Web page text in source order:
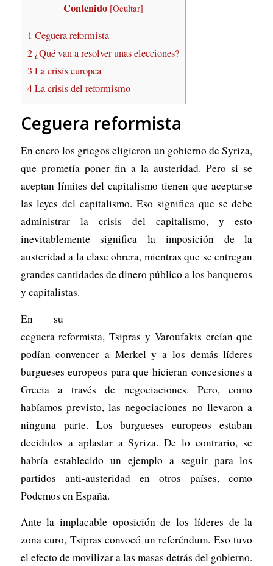
Contenido [Ocultar]
1 Ceguera reformista
2¿Qué van a resolver unas elecciones?
3 La crisis europea
4La crisis del reformismo
Ceguera reformista
En enero los griegos eligieron un gobierno de Syriza,
que prometía poner fin a la austeridad. Pero si se
aceptan límites del capitalismo tienen que aceptarse
las leyes del capitalismo. Eso significa que se debe
administrar la crisis del capitalismo, y esto
inevitablemente significa la imposición de la
austeridad a la clase obrera, mientras que se entregan
grandes cantidades de dinero público a los banqueros
y capitalistas.
En su
ceguera reformista, Tsipras y Varoufakis creían que
podían convencer a Merkel y a los demás líderes
burgueses europeos para que hicieran concesiones a
Grecia a través de negociaciones. Pero, como
habíamos previsto, las negociaciones no llevaron a
ninguna parte. Los burgueses europeos estaban
decididos a aplastar a Syriza. De lo contrario, se
habría establecido un ejemplo a seguir para los
partidos anti-austeridad en otros países, como
Podemos en España.
Ante la implacable oposición de los líderes de la
zona euro, Tsipras convocó un referéndum. Eso tuvo
el efecto de movilizar a las masas detrás del gobierno.